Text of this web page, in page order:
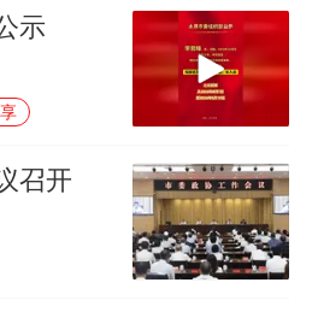
多名乘客在飞行途中排
厕所！乘客：机上100多
有2个厕所；客服回应：并
飞机都会发放西梅汁
那个在床头放菜刀的女孩，
师一句“跟我回家”改写了
示
召开